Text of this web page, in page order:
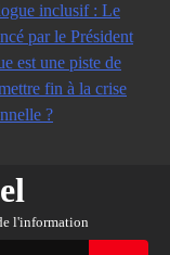
inclusif : Le
par le Président
est une piste de
fin à la crise
?
l'information